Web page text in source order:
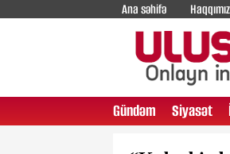
Ana səhifə
Gündəm Siyasət